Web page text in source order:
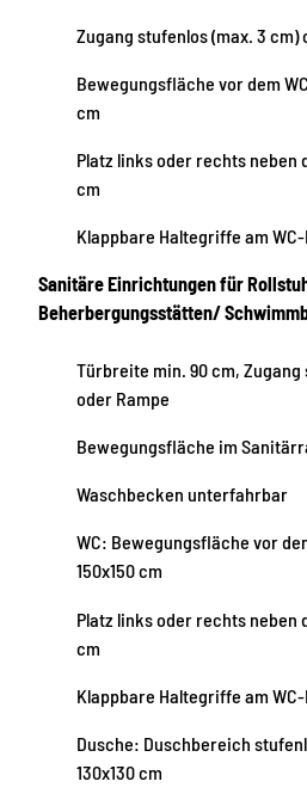
Zugang stufenlos (max. 3 cm)
Bewegungsfläche vor dem
cm
Platz links oder rechts neben
cm
Klappbare Haltegriffe am
Sanitäre Einrichtungen für
Beherbergungsstätten/
Türbreite min. 90 cm, Zugang
oder Rampe
Bewegungsfläche im
Waschbecken unterfahrbar
WC: Bewegungsfläche vor
150x150 cm
Platz links oder rechts neben
cm
Klappbare Haltegriffe am
Dusche: Duschbereich
130x130 cm